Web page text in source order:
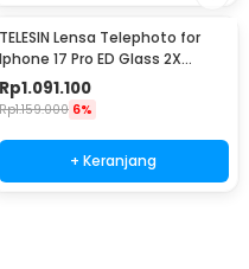
TELESIN Lensa Telephoto for
Iphone 17 Pro ED Glass 2X
200mm - P5-FLT-014-TIP
Rp1.091.100
Rp1.159.000 6%
+ Keranjang